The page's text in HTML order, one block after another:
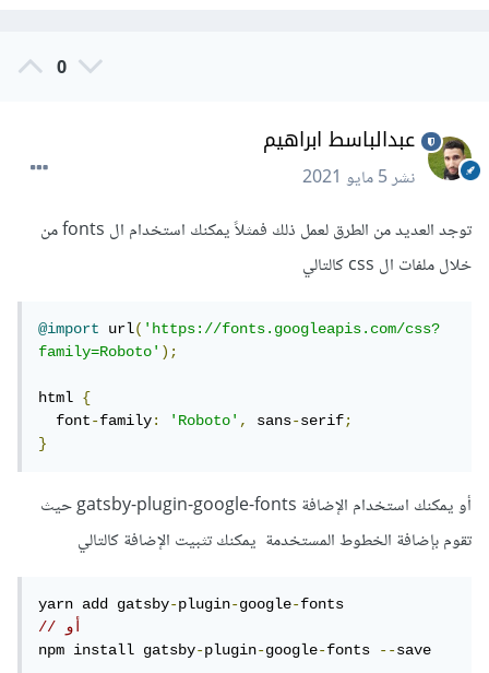
0
عبدالباسط ابراهيم
نشر5 مايو 2021
توجد العديد من الطرق لعمل ذلك فمثلاً يمكنك استخدام ال fonts من
خلال ملفات ال css كالتالي
@import url('https://fonts.googleapis.com/css?
family=Roboto');
html {
  font
-family: 'Roboto', sans-serif;
}
أو يمكنك استخدام الإضافة gatsby-plugin-google-fonts حيث
تقوم بإضافة الخطوط المستخدمة يمكنك تثبيت الإضافة كالتالي
yarn add gatsby-plugin-google-
// أو
npm install gatsby-plugin-google-fonts --save